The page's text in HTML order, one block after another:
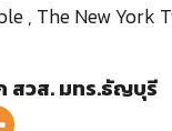
, The New York
สวส. มทร.ธัญบุรี